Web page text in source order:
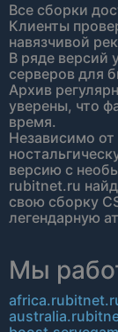
Все сборки
Клиенты
навязчивой
В ряде версий
серверов для
Архив
уверены, что
время.
Независимо
версию с
rubitnet.ru
свою сборку
легендарную
Мы